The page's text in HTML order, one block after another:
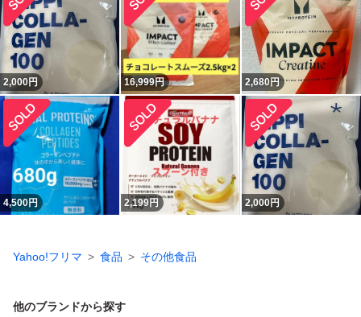
2,000円 16,999円 2,680円
4,500円 2,199円 2,000円
Yahoo!フリマ 食品 その他食品
他のブランドから探す